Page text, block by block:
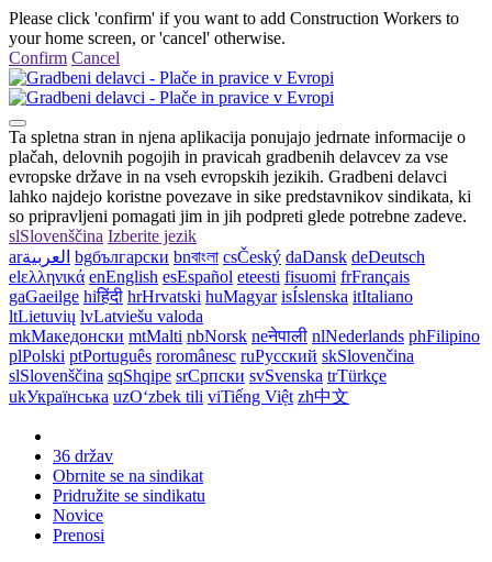
Please click 'confirm' if you want to add Construction Workers to
your home screen, or 'cancel' otherwise.
Confirm Cancel
Ta spletna stran in njena aplikacija ponujajo jedrnate informacije o
plačah, delovnih pogojih in pravicah gradbenih delavcev za vse
evropske države in na vseh evropskih jezikih. Gradbeni delavci
lahko najdejo koristne povezave in sike predstavnikov sindikata, ki
so pripravljeni pomagati jim in jih podpreti glede potrebne zadeve.
slSlovenščina Izberite jezik
arالعربية bgбългарски bnবাংলা csČeský daDansk deDeutsch
elελληνικά enEnglish esEspañol eteesti fisuomi frFrançais
gaGaeilge hiहिंदी hrHrvatski huMagyar isÍslenska itItaliano
ltLietuvių lvLatviešu valoda
mkМакедонски mtMalti nbNorsk neनेपाली nlNederlands phFilipino
plPolski ptPortuguês roromânesc ruРусский skSlovenčina
slSlovenščina sqShqipe srСрпски svSvenska trTürkçe
ukУкраїнська uzOʻzbek tili viTiếng Việt zh中文
36 držav
Obrnite se na sindikat
Pridružite se sindikatu
Novice
Prenosi